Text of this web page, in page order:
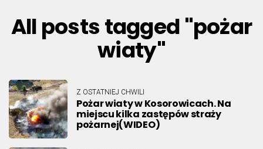
All posts tagged "pożar
wiaty"
Z OSTATNIEJ CHWILI
Pożar wiaty w Kosorowicach. Na
miejscu kilka zastępów straży
pożarnej(WIDEO)